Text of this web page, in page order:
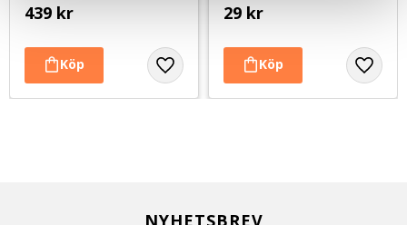
439 kr 29 kr
NYHETSBREV